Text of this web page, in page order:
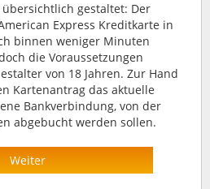
gestaltet: Der
Express Kreditkarte in
binnen weniger Minuten
die Voraussetzungen
von 18 Jahren. Zur Hand
Kartenantrag das aktuelle
Bankverbindung, von der
abgebucht werden sollen.
Weiter